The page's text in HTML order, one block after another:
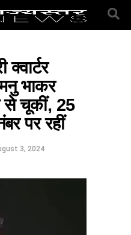
क्वार्टर
भाकर
से चूकीं, 25
पर रहीं
3, 2024